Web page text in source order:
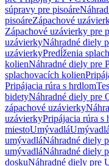
súpravy pre pisoáre
pisoáreZápachové
Zápachové uzávierky pre
uzávierkyNáhradné diely
uzávierkyPredĺženia
kolienNáhradné diely pre
splachovacích kolien
Pripájacia rúra s hrdlom
bidetyNáhradné diely pre
zápachové uzávierky
uzávierkyPripájacia rúra s
miestoUmývadláUmývadlá
umývadláNáhradné diely
umývadláNáhradné diely
doskuNáhradné diely pre